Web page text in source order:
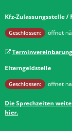
Kfz-Zulassungsstelle /
Klicken, um weitere
Geschlossen: öffnet
Terminvereinbarung
Elterngeldstelle
Klicken, um weitere
Geschlossen: öffnet
Die Sprechzeiten
hier.